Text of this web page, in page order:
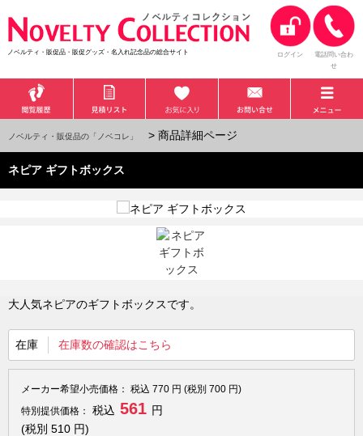
ノベルティ・販促品・販促グッズ・名入れ記念品の総合サイト ログイン
電話問い合わ
せ
ノベルティ・販促品の「ノベコレ」 > 商品詳細ページ
ネピア ギフトボックス
大人気ネピアのギフトボックスです。
在庫 在庫数の確認はこちら
メーカー希望小売価格： 税込 770 円 (税別 700 円)
特別提供価格：
税込 561 円
(税別 510 円)